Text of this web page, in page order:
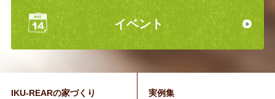
イベント
IKU-REARの家づくり 実例集